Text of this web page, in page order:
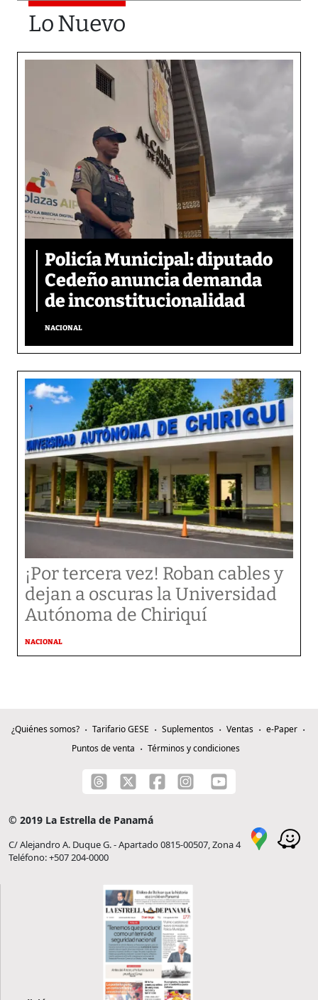
Lo Nuevo
Policía Municipal: diputado
Cedeño anuncia demanda
de inconstitucionalidad
NACIONAL
¡Por tercera vez! Roban cables y
dejan a oscuras la Universidad
Autónoma de Chiriquí
NACIONAL
¿Quiénes somos? Tarifario GESE Suplementos Ventas
e-Paper
Puntos de venta
Términos y condiciones
© 2019 La Estrella de Panamá
C/ Alejandro A. Duque G. - Apartado 0815-00507, Zona 4
Teléfono: +507 204-0000